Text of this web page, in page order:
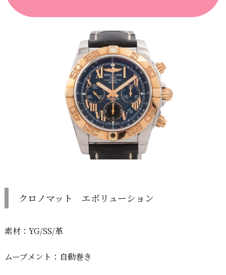
クロノマット エボリューション
素材：YG/SS/革
ムーブメント：自動巻き